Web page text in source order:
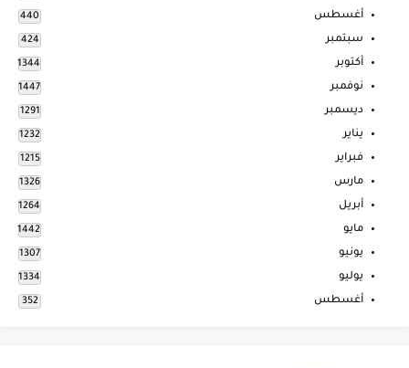
أغسطس 440
سبتمبر 424
أكتوبر 1344
نوفمبر 1447
ديسمبر 1291
يناير 1232
فبراير 1215
مارس 1326
أبريل 1264
مايو 1442
يونيو 1307
يوليو 1334
أغسطس 352